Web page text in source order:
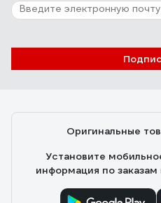
снижается световой поток,
эффекта (для меня этот
мерцание лампы /если это
Отзыв об эпре Navigator
82435
Сергей А.
Эффектно рвануло!!! И
Оригинальные
Установите
информация по